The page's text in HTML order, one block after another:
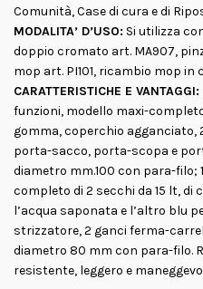
Comunità, Case di cura e di
MODALITA’ D’USO: Si utilizza
doppio cromato art. MA907,
mop art. PI101, ricambio mop in
CARATTERISTICHE E VANTAGGI:
funzioni, modello maxi-
gomma, coperchio agganciato,
porta-sacco, porta-scopa e
diametro mm.100 con para-filo;
completo di 2 secchi da 15 lt, di
l’acqua saponata e l’altro blu
strizzatore, 2 ganci ferma-
diametro 80 mm con para-filo.
resistente, leggero e